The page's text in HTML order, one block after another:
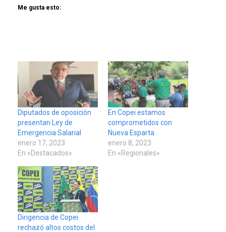
Me gusta esto:
Diputados de oposición
presentan Ley de
Emergencia Salarial
enero 17, 2023
En «Destacados»
En Copei estamos
comprometidos con
Nueva Esparta
enero 8, 2023
En «Regionales»
Dirigencia de Copei
rechazó altos costos del